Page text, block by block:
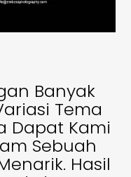
Banyak
Tema
Dapat Kami
Sebuah
Hasil